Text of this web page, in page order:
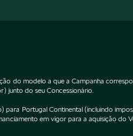
do modelo a que a Campanha
junto do seu Concessionário.
Portugal Continental (incluindo
em vigor para a aquisição